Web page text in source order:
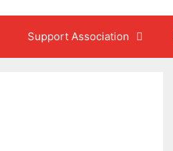
Support Association